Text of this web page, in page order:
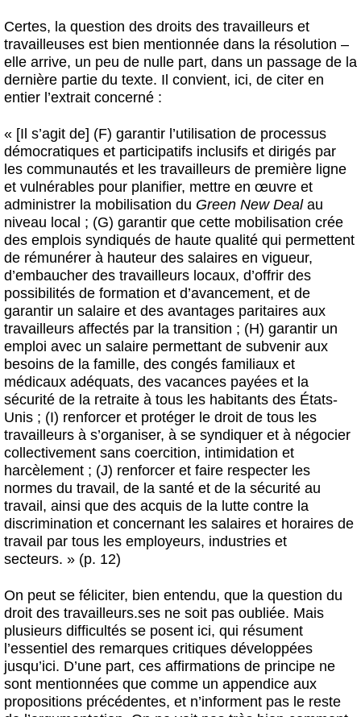
Certes, la question des droits des travailleurs et
travailleuses est bien mentionnée dans la résolution –
elle arrive, un peu de nulle part, dans un passage de la
dernière partie du texte. Il convient, ici, de citer en
entier l’extrait concerné :
« [Il s’agit de] (F) garantir l’utilisation de processus
démocratiques et participatifs inclusifs et dirigés par
les communautés et les travailleurs de première ligne
et vulnérables pour planifier, mettre en œuvre et
administrer la mobilisation du Green New Dealau
niveau local ; (G) garantir que cette mobilisation crée
des emplois syndiqués de haute qualité qui permettent
de rémunérer à hauteur des salaires en vigueur,
d’embaucher des travailleurs locaux, d’offrir des
possibilités de formation et d’avancement, et de
garantir un salaire et des avantages paritaires aux
travailleurs affectés par la transition ; (H) garantir un
emploi avec un salaire permettant de subvenir aux
besoins de la famille, des congés familiaux et
médicaux adéquats, des vacances payées et la
sécurité de la retraite à tous les habitants des États-
Unis ; (I) renforcer et protéger le droit de tous les
travailleurs à s’organiser, à se syndiquer et à négocier
collectivement sans coercition, intimidation et
harcèlement ; (J) renforcer et faire respecter les
normes du travail, de la santé et de la sécurité au
travail, ainsi que des acquis de la lutte contre la
discrimination et concernant les salaires et horaires de
travail par tous les employeurs, industries et
secteurs. » (p. 12)
On peut se féliciter, bien entendu, que la question du
droit des travailleurs.ses ne soit pas oubliée. Mais
plusieurs difficultés se posent ici, qui résument
l’essentiel des remarques critiques développées
jusqu’ici. D’une part, ces affirmations de principe ne
sont mentionnées que comme un appendice aux
propositions précédentes, et n’informent pas le reste